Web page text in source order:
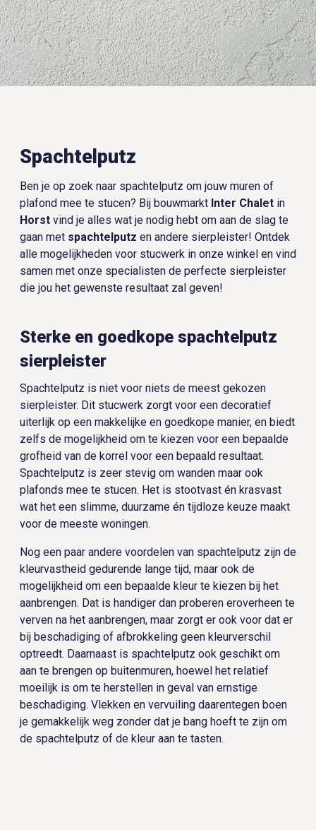
Spachtelputz
Ben je op zoek naar spachtelputz om jouw muren of
plafond mee te stucen? Bij bouwmarkt Inter Chalet in
Horst vind je alles wat je nodig hebt om aan de slag te
gaan met spachtelputz en andere sierpleister! Ontdek
alle mogelijkheden voor stucwerk in onze winkel en vind
samen met onze specialisten de perfecte sierpleister
die jou het gewenste resultaat zal geven!
Sterke en goedkope spachtelputz
sierpleister
Spachtelputz is niet voor niets de meest gekozen
sierpleister. Dit stucwerk zorgt voor een decoratief
uiterlijk op een makkelijke en goedkope manier, en biedt
zelfs de mogelijkheid om te kiezen voor een bepaalde
grofheid van de korrel voor een bepaald resultaat.
Spachtelputz is zeer stevig om wanden maar ook
plafonds mee te stucen. Het is stootvast én krasvast
wat het een slimme, duurzame én tijdloze keuze maakt
voor de meeste woningen.
Nog een paar andere voordelen van spachtelputz zijn de
kleurvastheid gedurende lange tijd, maar ook de
mogelijkheid om een bepaalde kleur te kiezen bij het
aanbrengen. Dat is handiger dan proberen eroverheen te
verven na het aanbrengen, maar zorgt er ook voor dat er
bij beschadiging of afbrokkeling geen kleurverschil
optreedt. Daarnaast is spachtelputz ook geschikt om
aan te brengen op buitenmuren, hoewel het relatief
moeilijk is om te herstellen in geval van ernstige
beschadiging. Vlekken en vervuiling daarentegen boen
je gemakkelijk weg zonder dat je bang hoeft te zijn om
de spachtelputz of de kleur aan te tasten.